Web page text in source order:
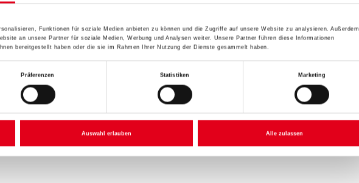
Funktionen für soziale Medien anbieten zu können und die Zugriffe auf unsere Website zu analysieren. Außerdem
an unsere Partner für soziale Medien, Werbung und Analysen weiter. Unsere Partner führen diese Informationen
bereitgestellt haben oder die sie im Rahmen Ihrer Nutzung der Dienste gesammelt haben.
Präferenzen Statistiken Marketing
Auswahl erlauben Alle zulassen
Umrechnungsfaktoren